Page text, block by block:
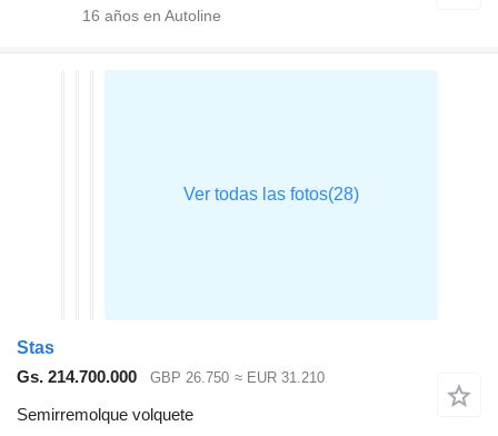
16 años en Autoline
Stas
Gs. 214.700.000
GBP 26.750 ≈ EUR 31.210
Semirremolque volquete